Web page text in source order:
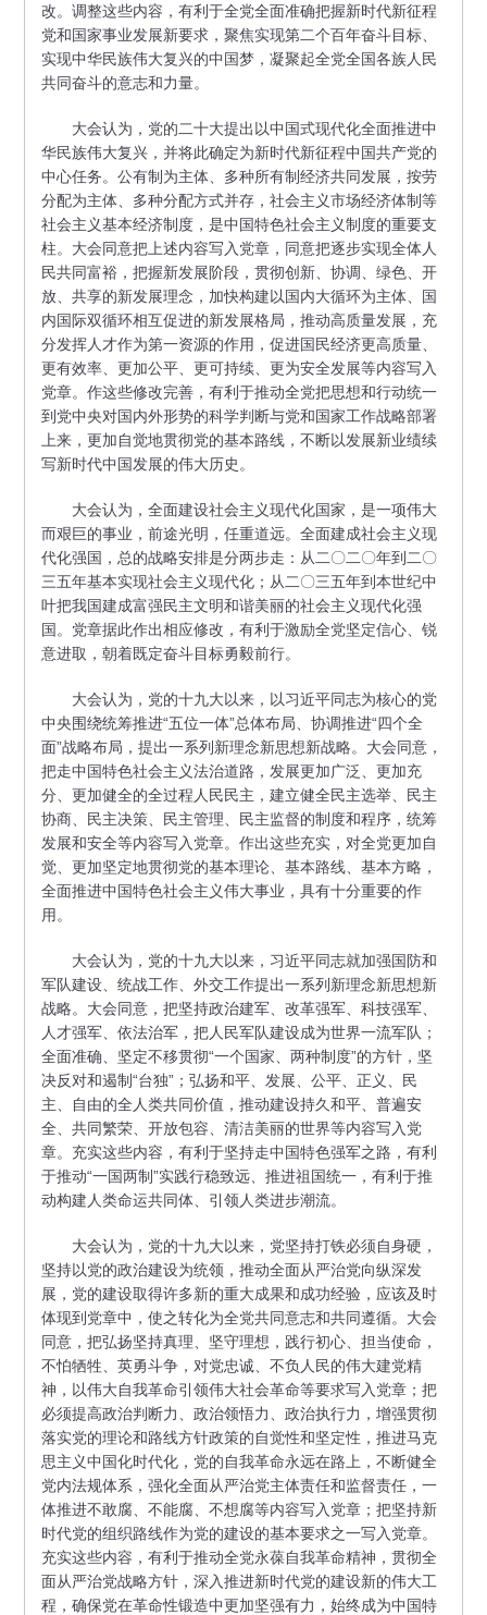
改。调整这些内容，有利于全党全面准确把握新时代新征程
党和国家事业发展新要求，聚焦实现第二个百年奋斗目标、
实现中华民族伟大复兴的中国梦，凝聚起全党全国各族人民
共同奋斗的意志和力量。
大会认为，党的二十大提出以中国式现代化全面推进中
华民族伟大复兴，并将此确定为新时代新征程中国共产党的
中心任务。公有制为主体、多种所有制经济共同发展，按劳
分配为主体、多种分配方式并存，社会主义市场经济体制等
社会主义基本经济制度，是中国特色社会主义制度的重要支
柱。大会同意把上述内容写入党章，同意把逐步实现全体人
民共同富裕，把握新发展阶段，贯彻创新、协调、绿色、开
放、共享的新发展理念，加快构建以国内大循环为主体、国
内国际双循环相互促进的新发展格局，推动高质量发展，充
分发挥人才作为第一资源的作用，促进国民经济更高质量、
更有效率、更加公平、更可持续、更为安全发展等内容写入
党章。作这些修改完善，有利于推动全党把思想和行动统一
到党中央对国内外形势的科学判断与党和国家工作战略部署
上来，更加自觉地贯彻党的基本路线，不断以发展新业绩续
写新时代中国发展的伟大历史。
大会认为，全面建设社会主义现代化国家，是一项伟大
而艰巨的事业，前途光明，任重道远。全面建成社会主义现
代化强国，总的战略安排是分两步走：从二〇二〇年到二〇
三五年基本实现社会主义现代化；从二〇三五年到本世纪中
叶把我国建成富强民主文明和谐美丽的社会主义现代化强
国。党章据此作出相应修改，有利于激励全党坚定信心、锐
意进取，朝着既定奋斗目标勇毅前行。
大会认为，党的十九大以来，以习近平同志为核心的党
中央围绕统筹推进“五位一体”总体布局、协调推进“四个全
面”战略布局，提出一系列新理念新思想新战略。大会同意，
把走中国特色社会主义法治道路，发展更加广泛、更加充
分、更加健全的全过程人民民主，建立健全民主选举、民主
协商、民主决策、民主管理、民主监督的制度和程序，统筹
发展和安全等内容写入党章。作出这些充实，对全党更加自
觉、更加坚定地贯彻党的基本理论、基本路线、基本方略，
全面推进中国特色社会主义伟大事业，具有十分重要的作
用。
大会认为，党的十九大以来，习近平同志就加强国防和
军队建设、统战工作、外交工作提出一系列新理念新思想新
战略。大会同意，把坚持政治建军、改革强军、科技强军、
人才强军、依法治军，把人民军队建设成为世界一流军队；
全面准确、坚定不移贯彻“一个国家、两种制度”的方针，坚
决反对和遏制“台独”；弘扬和平、发展、公平、正义、民
主、自由的全人类共同价值，推动建设持久和平、普遍安
全、共同繁荣、开放包容、清洁美丽的世界等内容写入党
章。充实这些内容，有利于坚持走中国特色强军之路，有利
于推动“一国两制”实践行稳致远、推进祖国统一，有利于推
动构建人类命运共同体、引领人类进步潮流。
大会认为，党的十九大以来，党坚持打铁必须自身硬，
坚持以党的政治建设为统领，推动全面从严治党向纵深发
展，党的建设取得许多新的重大成果和成功经验，应该及时
体现到党章中，使之转化为全党共同意志和共同遵循。大会
同意，把弘扬坚持真理、坚守理想，践行初心、担当使命，
不怕牺牲、英勇斗争，对党忠诚、不负人民的伟大建党精
神，以伟大自我革命引领伟大社会革命等要求写入党章；把
必须提高政治判断力、政治领悟力、政治执行力，增强贯彻
落实党的理论和路线方针政策的自觉性和坚定性，推进马克
思主义中国化时代化，党的自我革命永远在路上，不断健全
党内法规体系，强化全面从严治党主体责任和监督责任，一
体推进不敢腐、不能腐、不想腐等内容写入党章；把坚持新
时代党的组织路线作为党的建设的基本要求之一写入党章。
充实这些内容，有利于推动全党永葆自我革命精神，贯彻全
面从严治党战略方针，深入推进新时代党的建设新的伟大工
程，确保党在革命性锻造中更加坚强有力，始终成为中国特